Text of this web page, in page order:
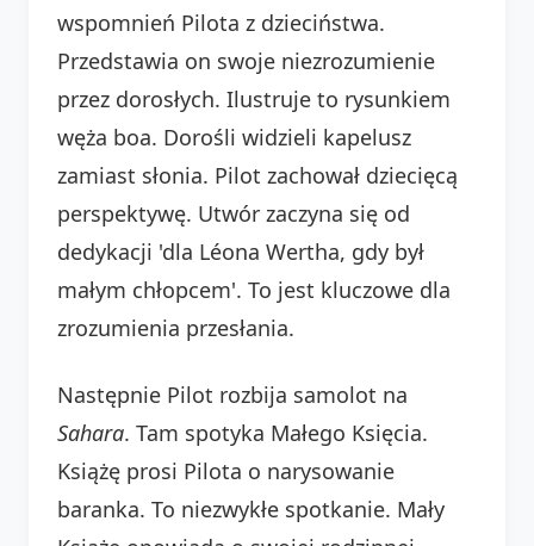
wspomnień Pilota z dzieciństwa.
Przedstawia on swoje niezrozumienie
przez dorosłych. Ilustruje to rysunkiem
węża boa. Dorośli widzieli kapelusz
zamiast słonia. Pilot zachował dziecięcą
perspektywę. Utwór zaczyna się od
dedykacji 'dla Léona Wertha, gdy był
małym chłopcem'. To jest kluczowe dla
zrozumienia przesłania.
Następnie Pilot rozbija samolot na
Sahara. Tam spotyka Małego Księcia.
Książę prosi Pilota o narysowanie
baranka. To niezwykłe spotkanie. Mały